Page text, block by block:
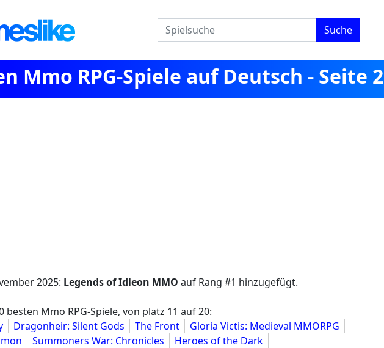
Suche
Mmo RPG-Spiele auf Deutsch - Seite 2
2025: Legends of Idleon MMO auf Rang #1 hinzugefügt.
besten Mmo RPG-Spiele, von platz 11 auf 20:
Dragonheir: Silent Gods The Front
Gloria Victis: Medieval MMORPG
Summoners War: Chronicles
Heroes of the Dark